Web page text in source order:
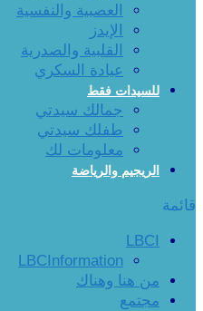
العصبية والنفسية
الإيدز
القلبية والصدرية
عيادة السكري
للسيدات فقط
جمالك سيدتي
طفلك سيدتي
معلومات لك
الريجيم والرياضة
قائمة
LBCI
LBCInformation
من هنا وهناك
مجتمع